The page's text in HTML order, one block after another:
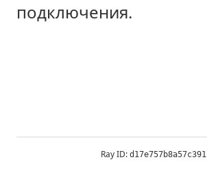
подключения.
Ray ID: d17e757b8a57c391